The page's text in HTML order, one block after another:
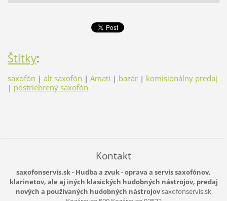
Štítky:
saxofón | alt saxofón | Amati | bazár | komisionálny predaj
| postriebrený saxofón
Kontakt
saxofonservis.sk - Hudba a zvuk - oprava a servis saxofónov,
klarinetov, ale aj iných klasických hudobných nástrojov, predaj
nových a používaných hudobných nástrojovsaxofonservis.sk